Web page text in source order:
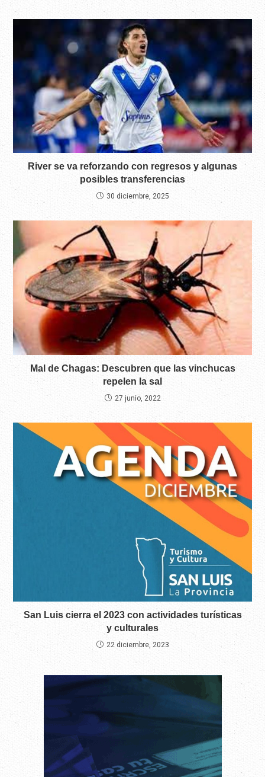
River se va reforzando con regresos y algunas
posibles transferencias
30 diciembre, 2025
Mal de Chagas: Descubren que las vinchucas
repelen la sal
27 junio, 2022
San Luis cierra el 2023 con actividades turísticas
y culturales
22 diciembre, 2023